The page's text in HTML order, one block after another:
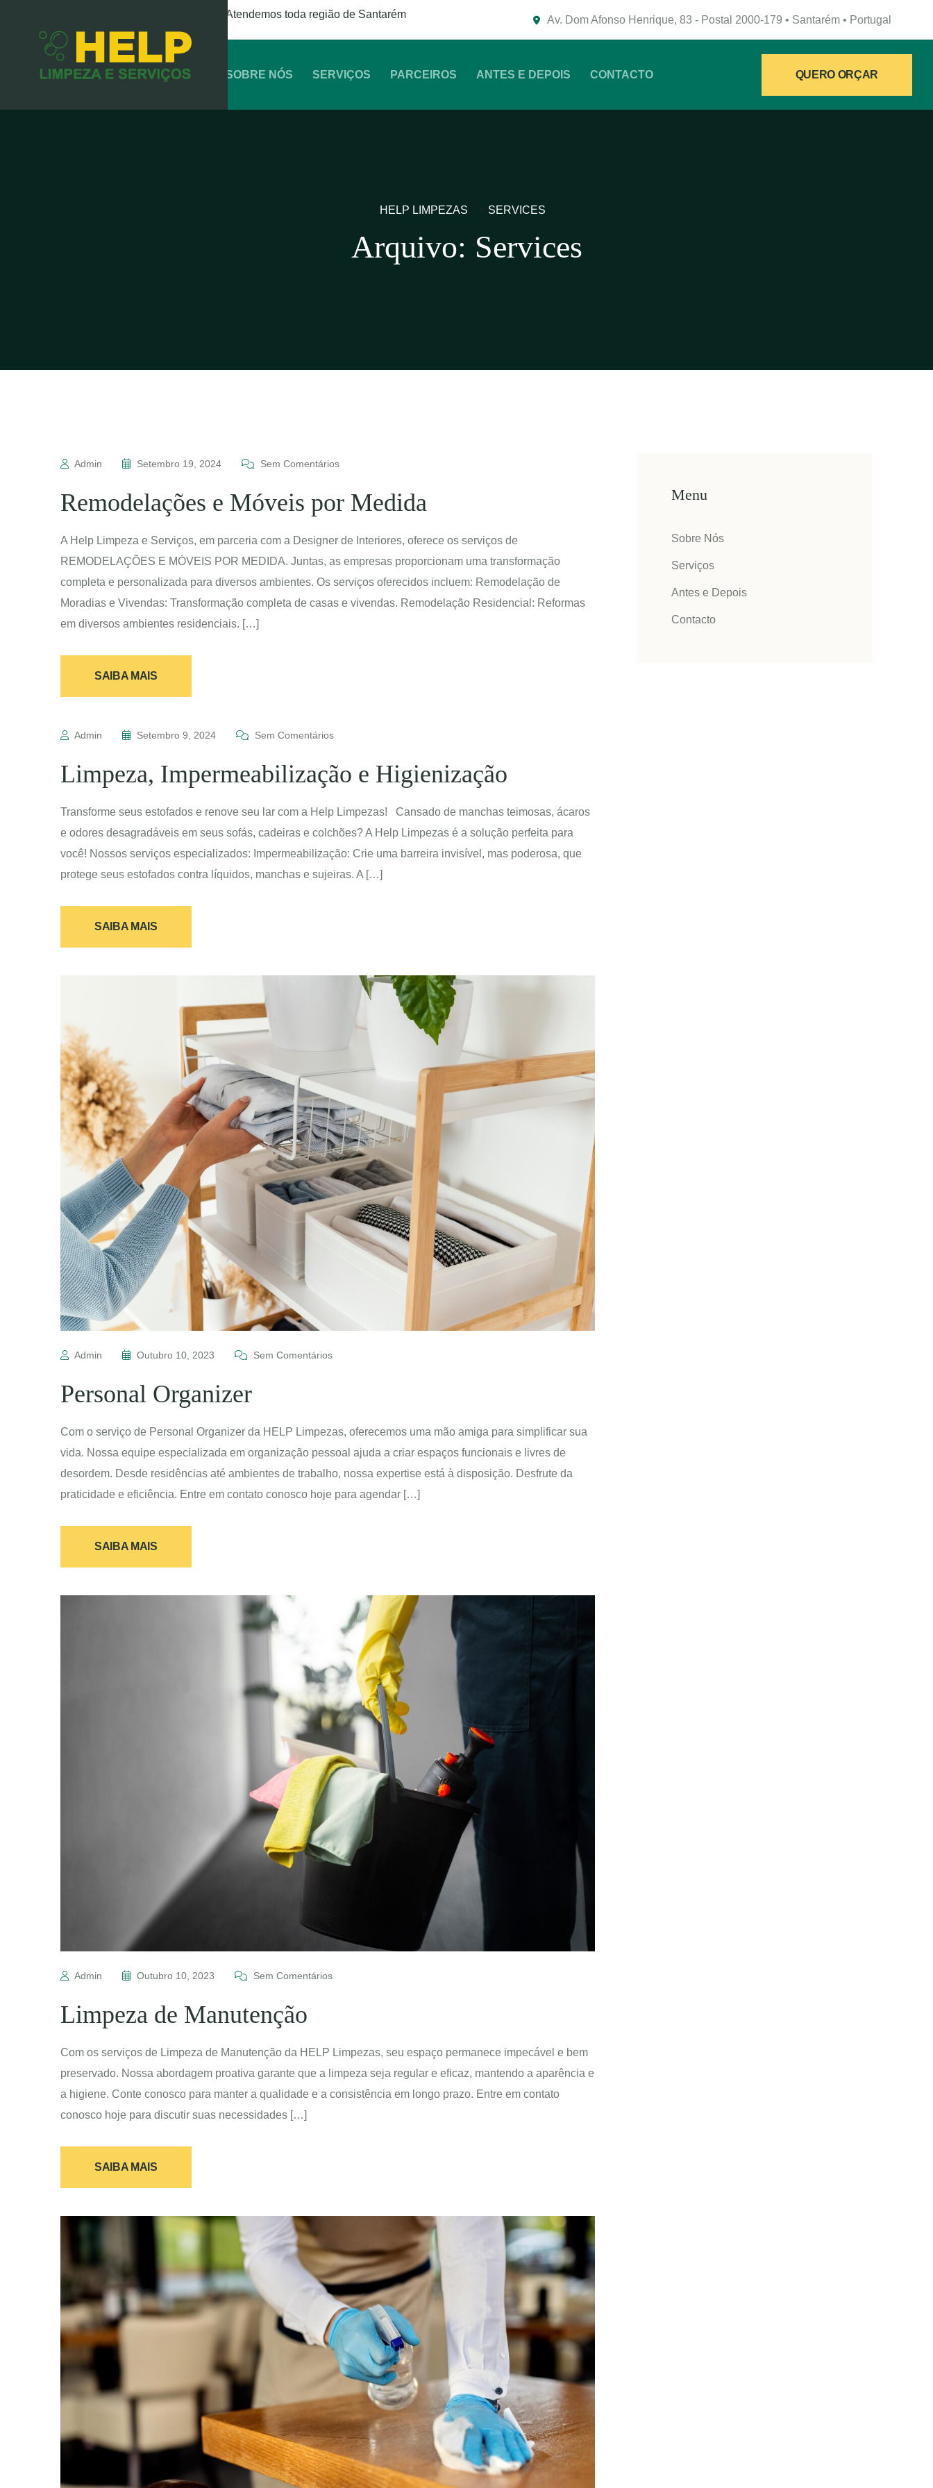
Atendemos toda região de Santarém Av. Dom Afonso Henrique, 83 - Postal 2000-179 • Santarém • Portugal
SOBRE NÓS SERVIÇOS PARCEIROS ANTES E DEPOIS CONTACTO QUERO ORÇAR
HELP LIMPEZAS > SERVICES
Arquivo: Services
Admin Setembro 19, 2024 Sem Comentários
Remodelações e Móveis por Medida
A Help Limpeza e Serviços, em parceria com a Designer de Interiores, oferece os serviços de
REMODELAÇÕES E MÓVEIS POR MEDIDA. Juntas, as empresas proporcionam uma transformação
completa e personalizada para diversos ambientes. Os serviços oferecidos incluem: Remodelação de
Moradias e Vivendas: Transformação completa de casas e vivendas. Remodelação Residencial: Reformas
em diversos ambientes residenciais. […]
SAIBA MAIS
Admin Setembro 9, 2024 Sem Comentários
Limpeza, Impermeabilização e Higienização
Transforme seus estofados e renove seu lar com a Help Limpezas! Cansado de manchas teimosas, ácaros
e odores desagradáveis em seus sofás, cadeiras e colchões? A Help Limpezas é a solução perfeita para
você! Nossos serviços especializados: Impermeabilização: Crie uma barreira invisível, mas poderosa, que
protege seus estofados contra líquidos, manchas e sujeiras. A […]
SAIBA MAIS
Admin Outubro 10, 2023 Sem Comentários
Personal Organizer
Com o serviço de Personal Organizer da HELP Limpezas, oferecemos uma mão amiga para simplificar sua
vida. Nossa equipe especializada em organização pessoal ajuda a criar espaços funcionais e livres de
desordem. Desde residências até ambientes de trabalho, nossa expertise está à disposição. Desfrute da
praticidade e eficiência. Entre em contato conosco hoje para agendar […]
SAIBA MAIS
Admin Outubro 10, 2023 Sem Comentários
Limpeza de Manutenção
Com os serviços de Limpeza de Manutenção da HELP Limpezas, seu espaço permanece impecável e bem
preservado. Nossa abordagem proativa garante que a limpeza seja regular e eficaz, mantendo a aparência e
a higiene. Conte conosco para manter a qualidade e a consistência em longo prazo. Entre em contato
conosco hoje para discutir suas necessidades […]
SAIBA MAIS
Menu
Sobre Nós
Serviços
Antes e Depois
Contacto